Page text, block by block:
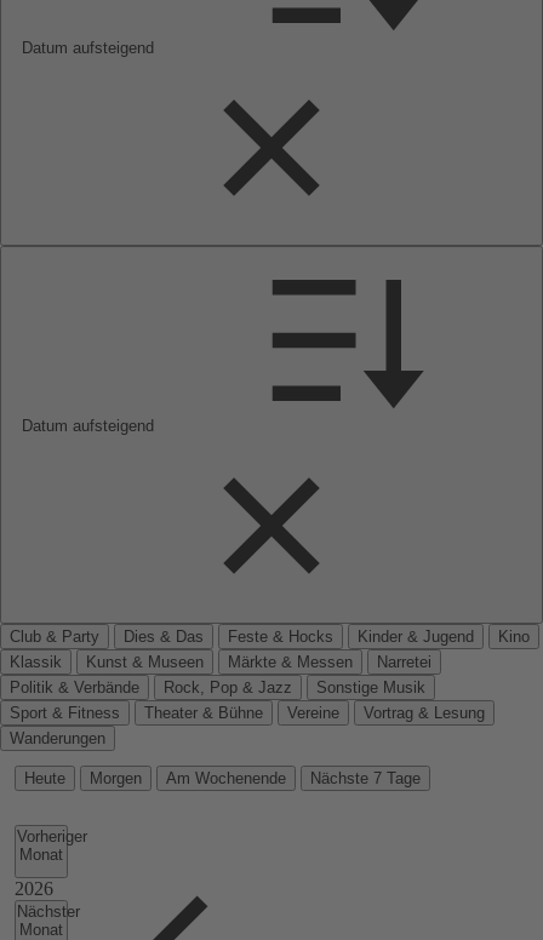
Datum aufsteigend
Datum aufsteigend
Club & Party Dies & Das Feste & Hocks Kinder & Jugend
Kino
Klassik
Kunst & Museen Märkte & Messen
Narretei
Politik & Verbände
Rock, Pop & Jazz
Sonstige Musik
Sport & Fitness
Theater & Bühne Vereine
Vortrag & Lesung
Wanderungen
Heute Morgen Am Wochenende Nächste 7 Tage
Vorheriger
Monat
Nächster
Monat